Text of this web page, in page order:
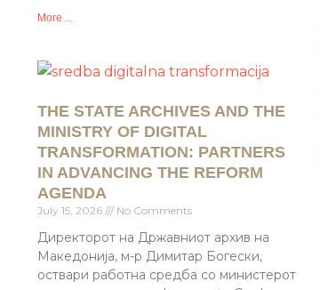
More ...
THE STATE ARCHIVES AND THE
MINISTRY OF DIGITAL
TRANSFORMATION: PARTNERS
IN ADVANCING THE REFORM
AGENDA
July 15, 2026 No Comments
Директорот на Државниот архив на
Македонија, м-р Димитар Богески,
оствари работна средба со министерот